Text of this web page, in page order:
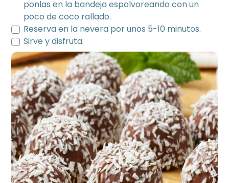
ponlas en la bandeja espolvoreando con un
poco de coco rallado.
Reserva en la nevera por unos 5-10 minutos.
Sirve y disfruta.